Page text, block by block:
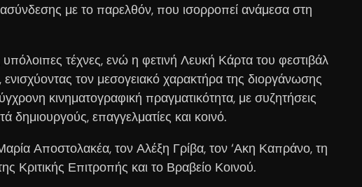
με το παρελθόν, που ισορροπεί ανάμεσα στη
τέχνες, ενώ η φετινή Λευκή Κάρτα του φεστιβάλ
τον μεσογειακό χαρακτήρα της διοργάνωσης
κινηματογραφική πραγματικότητα, με συζητήσεις
δημιουργούς, επαγγελματίες και κοινό.
Αποστολακέα, τον Αλέξη Γρίβα, τον ‘Ακη Καπράνο, τη
Κριτικής Επιτροπής και το Βραβείο Κοινού.